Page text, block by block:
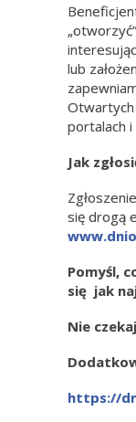
lub
Otwartych
portalach i
Jak
się drogą
Pomyśl,
się jak
Nie
https://